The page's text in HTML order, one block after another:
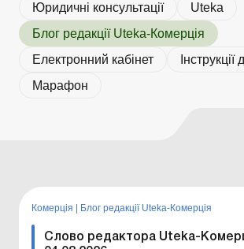
Юридичні консультації
Uteka
Блог редакції Uteka-Комерція
Електронний кабінет
Марафон
Комерція Блог редакції Uteka-Комерція
Слово редактора Uteka-